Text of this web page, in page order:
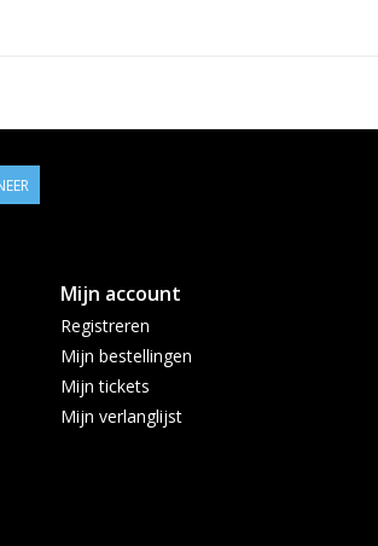
Mijn account
Registreren
Mijn bestellingen
Mijn tickets
Mijn verlanglijst